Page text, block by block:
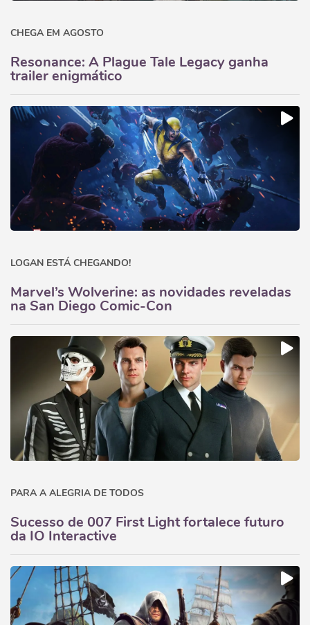
CHEGA EM AGOSTO
Resonance: A Plague Tale Legacy ganha
trailer enigmático
LOGAN ESTÁ CHEGANDO!
Marvel’s Wolverine: as novidades reveladas
na San Diego Comic-Con
PARA A ALEGRIA DE TODOS
Sucesso de 007 First Light fortalece futuro
da IO Interactive